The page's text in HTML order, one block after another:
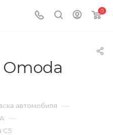
0
автомобиля —
—
C5